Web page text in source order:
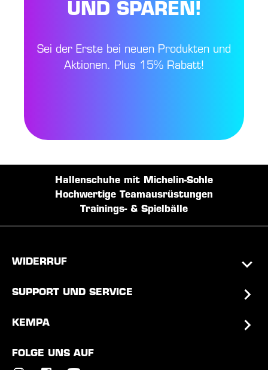
UND SPAREN!
Sei der Erste bei neuen Produkten und
Aktionen. Plus 15% Rabatt!
Hallenschuhe mit Michelin-Sohle
Hochwertige Teamausrüstungen
Trainings- & Spielbälle
WIDERRUF
SUPPORT UND SERVICE
KEMPA
FOLGE UNS AUF